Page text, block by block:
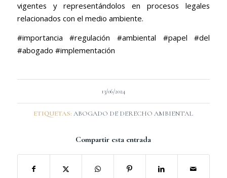
vigentes y representándolos en procesos legales
relacionados con el medio ambiente.
#importancia #regulación #ambiental #papel #del
#abogado #implementación
13/06/2024
ETIQUETAS: ABOGADO DE DERECHO AMBIENTAL
Compartir esta entrada